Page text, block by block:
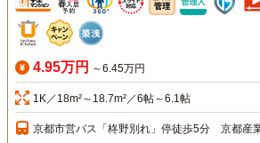
4.95万円 ～6.45万円
1K／18m²～18.7m²／6帖～6.1帖
京都市営バス「柊野別れ」停徒歩5分 京都産